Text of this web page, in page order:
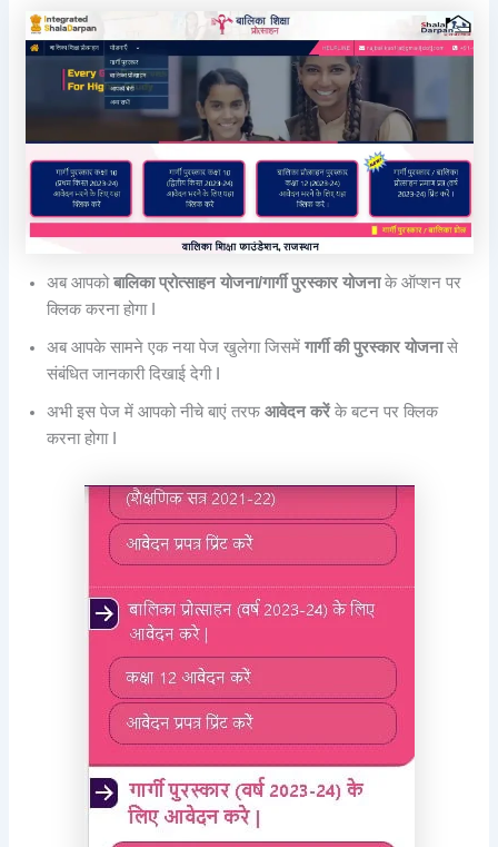
अब आपकोबालिका प्रोत्साहन योजना/गार्गी पुरस्कार योजनाके ऑप्शन पर
क्लिक करना होगा I
अब आपके सामने एक नया पेज खुलेगा जिसमेंगार्गी की पुरस्कार योजनासे
संबंधित जानकारी दिखाई देगी I
अभी इस पेज में आपको नीचे बाएं तरफआवेदन करेंके बटन पर क्लिक
करना होगा I